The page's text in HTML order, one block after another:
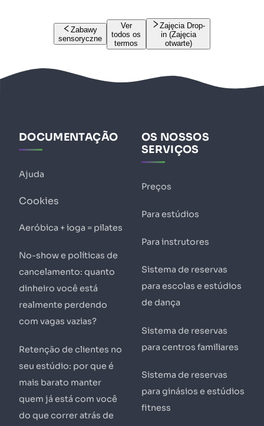
Zabawy
sensoryczne
Ver
todos os
termos
Zajęcia Drop-
in (Zajęcia
otwarte)
DOCUMENTAÇÃO
Ajuda
Cookies
Aeróbica + ioga = pilates
No-show e políticas de
cancelamento: quanto
dinheiro você está
realmente perdendo
com vagas vazias?
Retenção de clientes no
seu estúdio: por que é
mais barato manter
quem já está com você
do que correr atrás de
OS NOSSOS
SERVIÇOS
Preços
Para estúdios
Para instrutores
Sistema de reservas
para escolas e estúdios
de dança
Sistema de reservas
para centros familiares
Sistema de reservas
para ginásios e estúdios
fitness